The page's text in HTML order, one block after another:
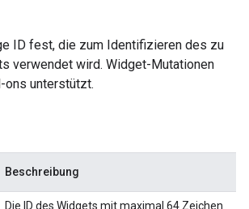
ID fest, die zum Identifizieren des zu
verwendet wird. Widget-Mutationen
ons unterstützt.
Beschreibung
Die ID des Widgets mit maximal 64 Zeichen